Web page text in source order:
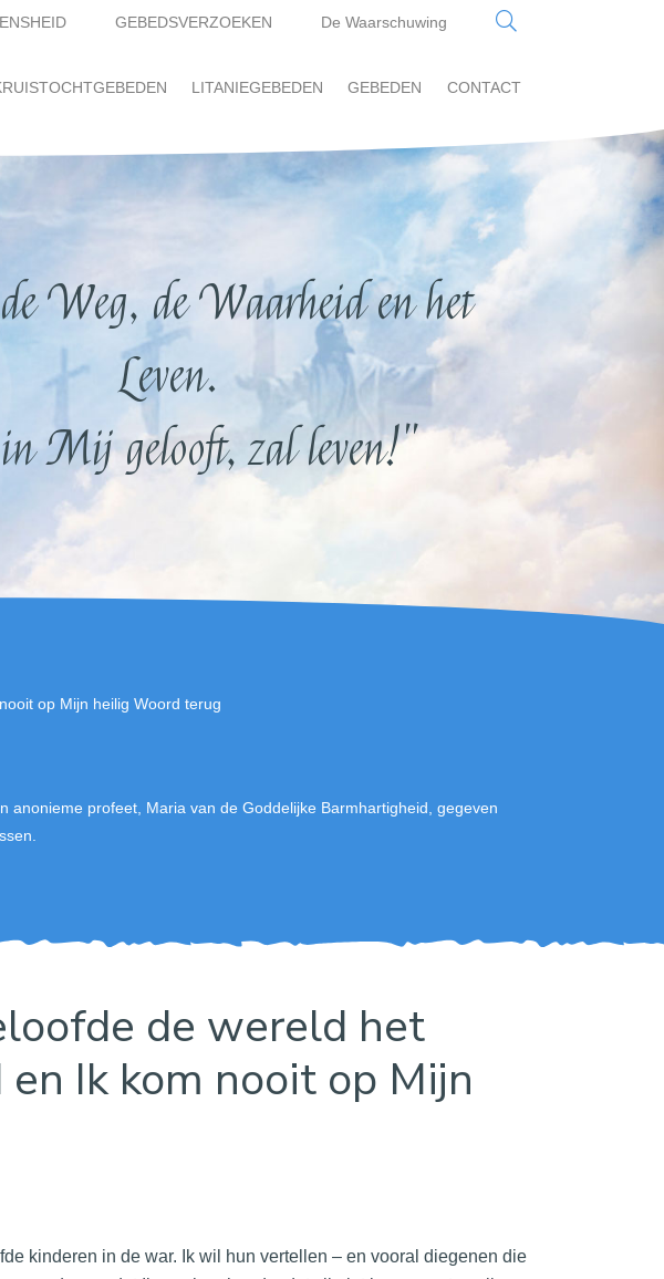
GEBEDSVERZOEKEN De Waarschuwing
LITANIEGEBEDEN GEBEDEN CONTACT
Weg, de Waarheid en het
Leven.
Mij gelooft, zal leven!"
op Mijn heilig Woord terug
profeet, Maria van de Goddelijke Barmhartigheid, gegeven
de wereld het
Ik kom nooit op Mijn
kinderen in de war. Ik wil hun vertellen – en vooral diegenen die